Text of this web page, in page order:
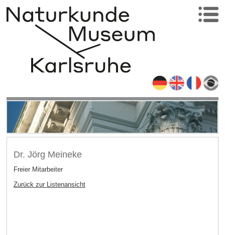
Dr. Jörg Meineke
Freier Mitarbeiter
Zurück zur Listenansicht